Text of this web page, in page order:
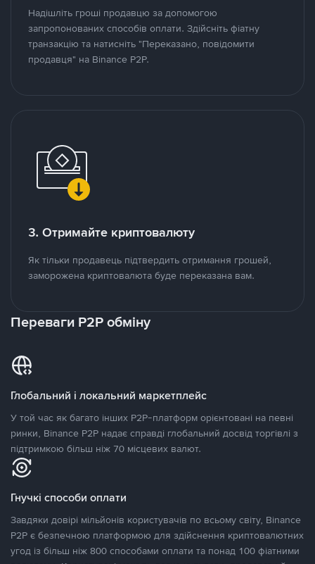
Надішліть гроші продавцю за допомогою
запропонованих способів оплати. Здійсніть фіатну
транзакцію та натисніть "Переказано, повідомити
продавця" на Binance P2P.
3. Отримайте криптовалюту
Як тільки продавець підтвердить отримання грошей,
заморожена криптовалюта буде переказана вам.
Переваги P2P обміну
Глобальний і локальний маркетплейс
У той час як багато інших P2P-платформ орієнтовані на певні
ринки, Binance P2P надає справді глобальний досвід торгівлі з
підтримкою більш ніж 70 місцевих валют.
Гнучкі способи оплати
Завдяки довірі мільйонів користувачів по всьому світу, Binance
P2P є безпечною платформою для здійснення криптовалютних
угод із більш ніж 800 способами оплати та понад 100 фіатними